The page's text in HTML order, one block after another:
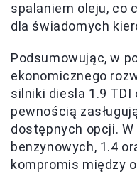
spalaniem oleju, co
dla świadomych
Podsumowując, w
ekonomicznego
silniki diesla 1.9 TDI
pewnością
dostępnych opcji.
benzynowych, 1.4
kompromis między